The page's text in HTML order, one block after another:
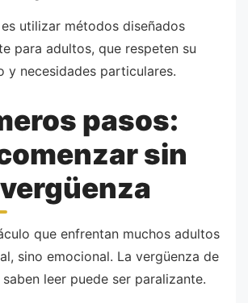
utilizar métodos diseñados
para adultos, que respeten su
y necesidades particulares.
pasos:
sin
que enfrentan muchos adultos
sino emocional. La vergüenza de
leer puede ser paralizante.